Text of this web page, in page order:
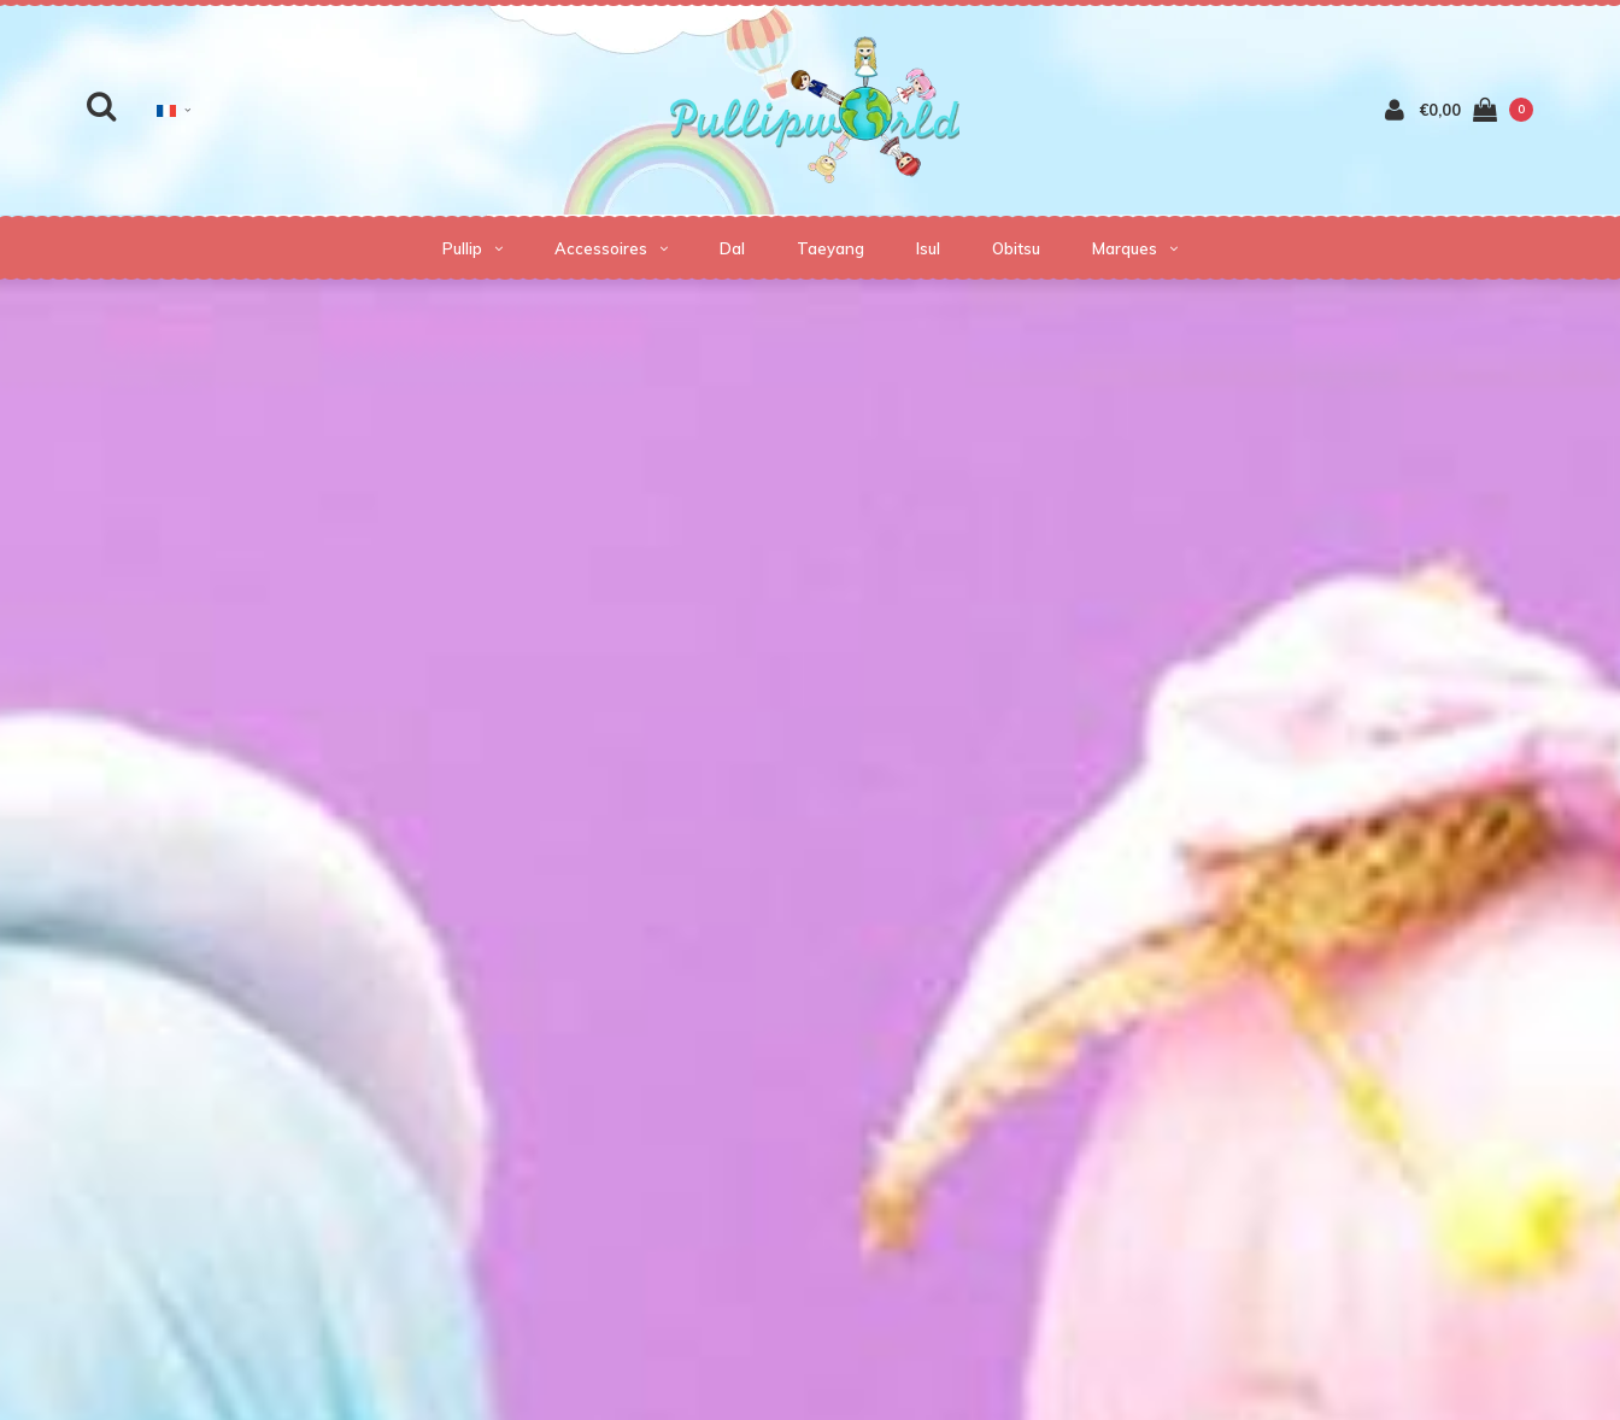
€0,00 0
Pullip Accessoires Dal Taeyang Isul Obitsu Marques